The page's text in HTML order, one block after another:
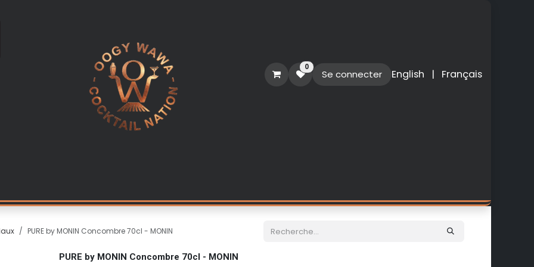
0
Se connecter English | Français
PURE by MONIN Concombre 70cl - MONIN
PURE by MONIN Concombre 70cl - MONIN